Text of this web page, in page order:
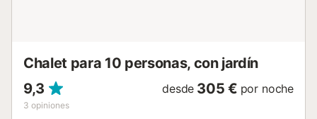
plazas en la parcela. La...
Chalet para 10 personas, con jardín
9,3
3 opiniones
desde 305 € por noche